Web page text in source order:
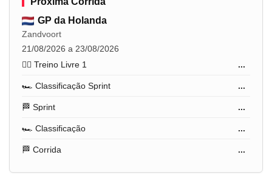
GP da Holanda
Zandvoort
21/08/2026 a 23/08/2026
🏋️‍♂️ Treino Livre 1
...
🏎️ Classificação Sprint ...
🏁 Sprint ...
🏎️ Classificação ...
🏁 Corrida ...